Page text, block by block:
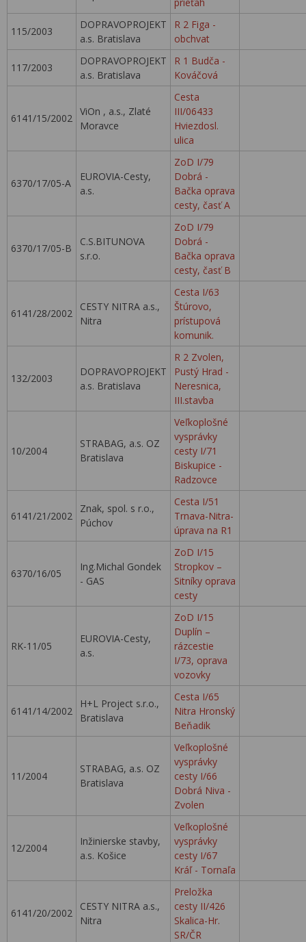
115/2003
DOPRAVOPROJEKT
a.s. Bratislava
R 2 Figa -
obchvat
117/2003
DOPRAVOPROJEKT
a.s. Bratislava
R 1 Budča -
Kováčová
6141/15/2002
ViOn , a.s., Zlaté
Moravce
Cesta
III/06433
Hviezdosl.
ulica
6370/17/05-A
EUROVIA-Cesty,
a.s.
ZoD I/79
Dobrá -
Bačka oprava
cesty, časť A
6370/17/05-B
C.S.BITUNOVA
s.r.o.
ZoD I/79
Dobrá -
Bačka oprava
cesty, časť B
6141/28/2002
CESTY NITRA a.s.,
Nitra
Cesta I/63
Štúrovo,
prístupová
komunik.
132/2003
DOPRAVOPROJEKT
a.s. Bratislava
R 2 Zvolen,
Pustý Hrad -
Neresnica,
III.stavba
10/2004
STRABAG, a.s. OZ
Bratislava
Veľkoplošné
vysprávky
cesty I/71
Biskupice -
Radzovce
6141/21/2002
Znak, spol. s r.o.,
Púchov
Cesta I/51
Trnava-Nitra-
úprava na R1
6370/16/05
Ing.Michal Gondek
- GAS
ZoD I/15
Stropkov –
Sitníky oprava
cesty
RK-11/05
EUROVIA-Cesty,
a.s.
ZoD I/15
Duplín –
rázcestie
I/73, oprava
vozovky
6141/14/2002
H+L Project s.r.o.,
Bratislava
Cesta I/65
Nitra Hronský
Beňadik
11/2004
STRABAG, a.s. OZ
Bratislava
Veľkoplošné
vysprávky
cesty I/66
Dobrá Niva -
Zvolen
12/2004
Inžinierske stavby,
a.s. Košice
Veľkoplošné
vysprávky
cesty I/67
Kráľ - Tornaľa
6141/20/2002
CESTY NITRA a.s.,
Nitra
Preložka
cesty II/426
Skalica-Hr.
SR/ČR